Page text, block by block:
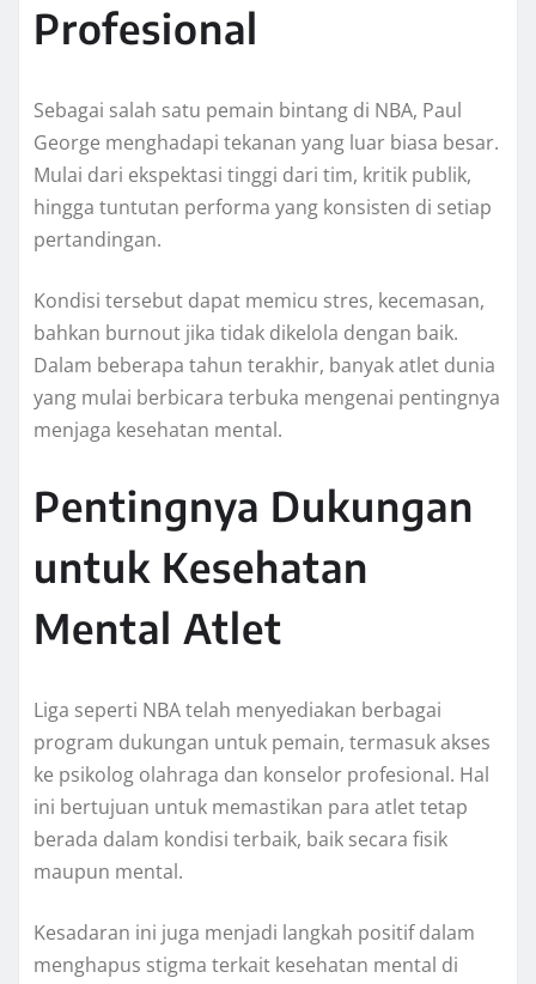
Profesional
Sebagai salah satu pemain bintang di NBA, Paul
George menghadapi tekanan yang luar biasa besar.
Mulai dari ekspektasi tinggi dari tim, kritik publik,
hingga tuntutan performa yang konsisten di setiap
pertandingan.
Kondisi tersebut dapat memicu stres, kecemasan,
bahkan burnout jika tidak dikelola dengan baik.
Dalam beberapa tahun terakhir, banyak atlet dunia
yang mulai berbicara terbuka mengenai pentingnya
menjaga kesehatan mental.
Pentingnya Dukungan
untuk Kesehatan
Mental Atlet
Liga seperti NBA telah menyediakan berbagai
program dukungan untuk pemain, termasuk akses
ke psikolog olahraga dan konselor profesional. Hal
ini bertujuan untuk memastikan para atlet tetap
berada dalam kondisi terbaik, baik secara fisik
maupun mental.
Kesadaran ini juga menjadi langkah positif dalam
menghapus stigma terkait kesehatan mental di